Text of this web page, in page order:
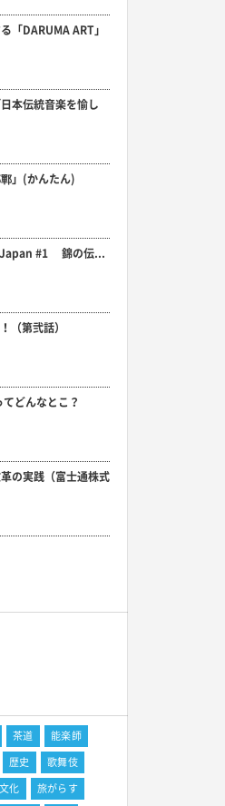
「DARUMA ART」
本伝統音楽を愉し
」(かんたん)
#1 錦の伝...
（第弐話）
どんなとこ？
の実践（富士通株式
茶道
能楽師
歴史
歌舞伎
化
旅がらす